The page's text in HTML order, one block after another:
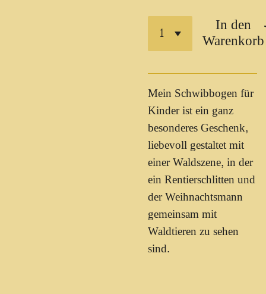
In den
Warenkorb
Mein Schwibbogen für
Kinder ist ein ganz
besonderes Geschenk,
liebevoll gestaltet mit
einer Waldszene, in der
ein Rentierschlitten und
der Weihnachtsmann
gemeinsam mit
Waldtieren zu sehen
sind.